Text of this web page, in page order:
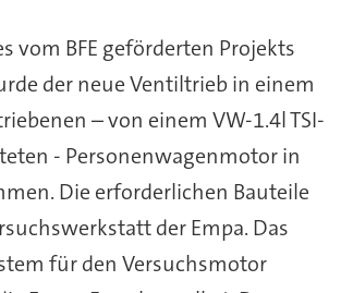
vom BFE geförderten Projekts
der neue Ventiltrieb in einem
– von einem VW-1.4l TSI-
- Personenwagenmotor in
Die erforderlichen Bauteile
der Empa. Das
für den Versuchsmotor